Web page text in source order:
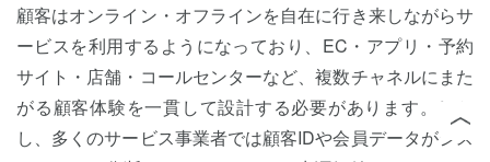
顧客はオンライン・オフラインを自在に行き来しながらサ
ービスを利用するようになっており、EC・アプリ・予約
サイト・店舗・コールセンターなど、複数チャネルにまた
がる顧客体験を一貫して設計する必要があります。しか
し、多くのサービス事業者では顧客IDや会員データがシス